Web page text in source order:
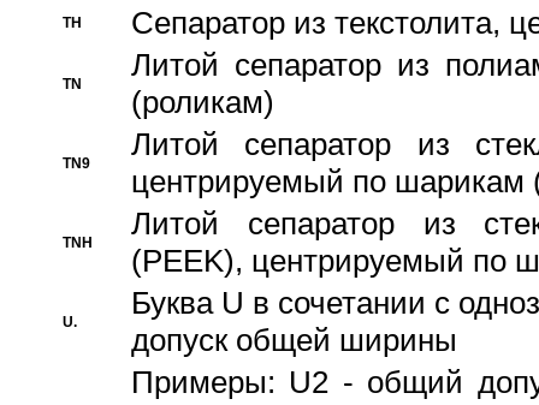
TH Сепаратор из текстолита,
TN
Литой сепаратор из
(роликам)
TN9
Литой сепаратор из
центрируемый по шарикам
TNH
Литой сепаратор из
(PEEK), центрируемый по
U.
Буква U в сочетании с
допуск общей ширины
Примеры: U2 - общий